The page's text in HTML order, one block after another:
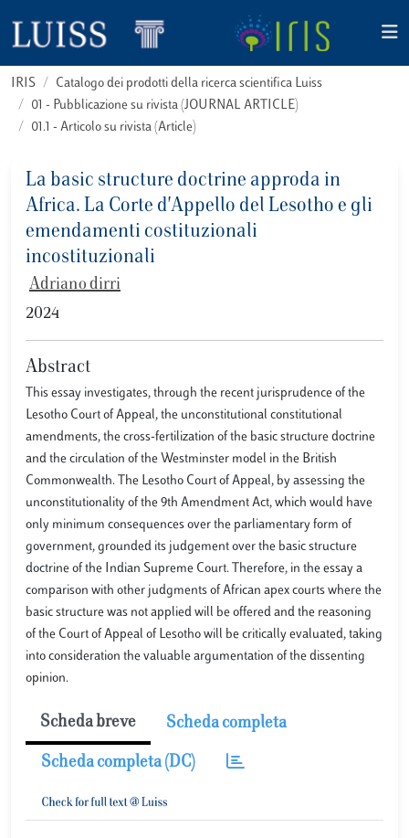
IRIS
Catalogo dei prodotti della ricerca scientifica Luiss
01 - Pubblicazione su rivista (JOURNAL ARTICLE)
01.1 - Articolo su rivista (Article)
La basic structure doctrine approda in
Africa. La Corte d'Appello del Lesotho e gli
emendamenti costituzionali
incostituzionali
Adriano dirri
2024
Abstract
This essay investigates, through the recent jurisprudence of the
Lesotho Court of Appeal, the unconstitutional constitutional
amendments, the cross-fertilization of the basic structure doctrine
and the circulation of the Westminster model in the British
Commonwealth. The Lesotho Court of Appeal, by assessing the
unconstitutionality of the 9th Amendment Act, which would have
only minimum consequences over the parliamentary form of
government, grounded its judgement over the basic structure
doctrine of the Indian Supreme Court. Therefore, in the essay a
comparison with other judgments of African apex courts where the
basic structure was not applied will be offered and the reasoning
of the Court of Appeal of Lesotho will be critically evaluated, taking
into consideration the valuable argumentation of the dissenting
opinion.
Scheda breve Scheda completa
Scheda completa (DC)